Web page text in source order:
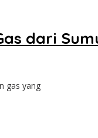
dari
gas yang